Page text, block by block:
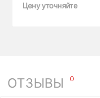
Цену уточняйте
ОТЗЫВЫ 0